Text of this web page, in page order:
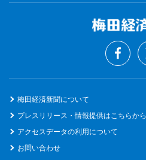
梅田経済新聞について
プレスリリース・情報提供はこちらから
アクセスデータの利用について
お問い合わせ